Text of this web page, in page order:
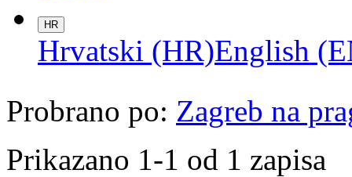
HR
Hrvatski (HR)English
Probrano po: Zagreb na
Prikazano 1-1 od 1 zapisa